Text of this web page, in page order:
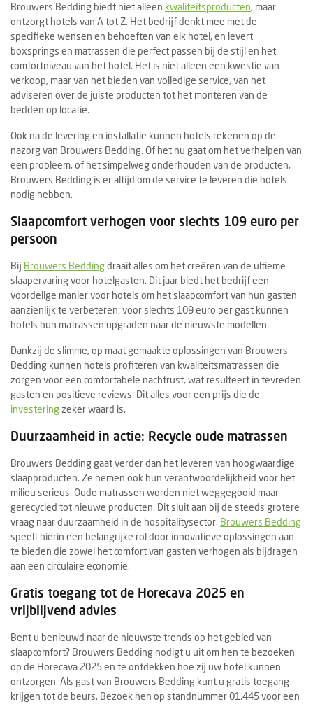
Brouwers Bedding biedt niet alleen kwaliteitsproducten, maar
ontzorgt hotels van A tot Z. Het bedrijf denkt mee met de
specifieke wensen en behoeften van elk hotel, en levert
boxsprings en matrassen die perfect passen bij de stijl en het
comfortniveau van het hotel. Het is niet alleen een kwestie van
verkoop, maar van het bieden van volledige service, van het
adviseren over de juiste producten tot het monteren van de
bedden op locatie.
Ook na de levering en installatie kunnen hotels rekenen op de
nazorg van Brouwers Bedding. Of het nu gaat om het verhelpen van
een probleem, of het simpelweg onderhouden van de producten,
Brouwers Bedding is er altijd om de service te leveren die hotels
nodig hebben.
Slaapcomfort verhogen voor slechts 109 euro per
persoon
Bij Brouwers Beddingdraait alles om het creëren van de ultieme
slaapervaring voor hotelgasten. Dit jaar biedt het bedrijf een
voordelige manier voor hotels om het slaapcomfort van hun gasten
aanzienlijk te verbeteren: voor slechts 109 euro per gast kunnen
hotels hun matrassen upgraden naar de nieuwste modellen.
Dankzij de slimme, op maat gemaakte oplossingen van Brouwers
Bedding kunnen hotels profiteren van kwaliteitsmatrassen die
zorgen voor een comfortabele nachtrust, wat resulteert in tevreden
gasten en positieve reviews. Dit alles voor een prijs die de
investeringzeker waard is.
Duurzaamheid in actie: Recycle oude matrassen
Brouwers Bedding gaat verder dan het leveren van hoogwaardige
slaapproducten. Ze nemen ook hun verantwoordelijkheid voor het
milieu serieus. Oude matrassen worden niet weggegooid maar
gerecycled tot nieuwe producten. Dit sluit aan bij de steeds grotere
vraag naar duurzaamheid in de hospitalitysector. Brouwers Bedding
speelt hierin een belangrijke rol door innovatieve oplossingen aan
te bieden die zowel het comfort van gasten verhogen als bijdragen
aan een circulaire economie.
Gratis toegang tot de Horecava 2025 en
vrijblijvend advies
Bent u benieuwd naar de nieuwste trends op het gebied van
slaapcomfort? Brouwers Bedding nodigt u uit om hen te bezoeken
op de Horecava 2025 en te ontdekken hoe zij uw hotel kunnen
ontzorgen. Als gast van Brouwers Bedding kunt u gratis toegang
krijgen tot de beurs. Bezoek hen op standnummer 01.445 voor een